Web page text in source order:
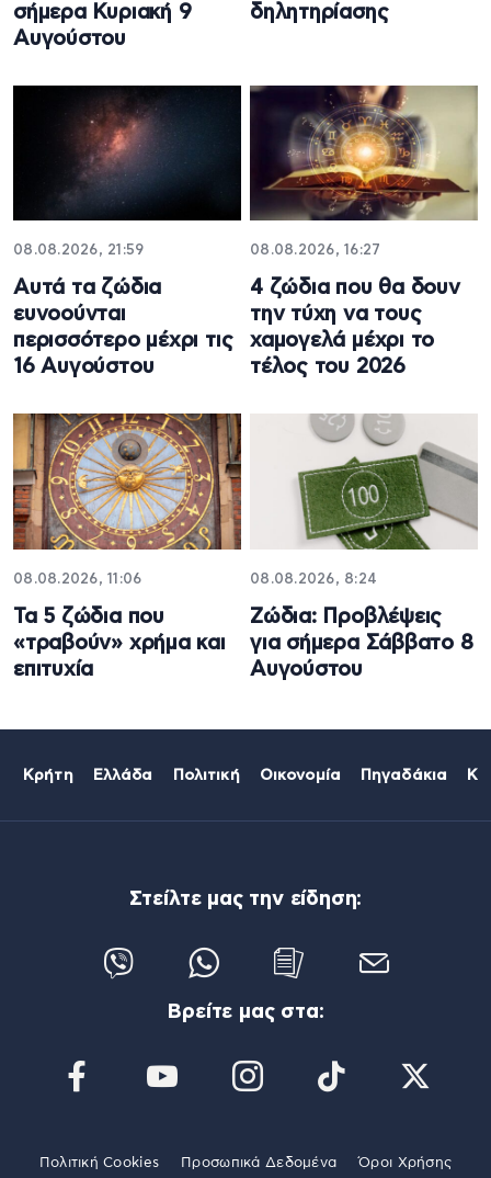
σήμερα Κυριακή 9
Αυγούστου
δηλητηρίασης
08.08.2026, 21:59
Aυτά τα ζώδια
ευνοούνται
περισσότερο μέχρι τις
16 Αυγούστου
08.08.2026, 16:27
4 ζώδια που θα δουν
την τύχη να τους
χαμογελά μέχρι το
τέλος του 2026
08.08.2026, 11:06
Τα 5 ζώδια που
«τραβούν» χρήμα και
επιτυχία
08.08.2026, 8:24
Ζώδια: Προβλέψεις
για σήμερα Σάββατο 8
Αυγούστου
Κρήτη Ελλάδα Πολιτική Οικονομία Πηγαδάκια
Στείλτε μας την είδηση:
Βρείτε μας στα:
Πολιτική Cookies Προσωπικά Δεδομένα Όροι Χρήσης